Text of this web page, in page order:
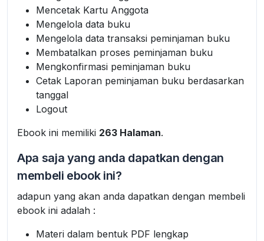
Mencetak Kartu Anggota
Mengelola data buku
Mengelola data transaksi peminjaman buku
Membatalkan proses peminjaman buku
Mengkonfirmasi peminjaman buku
Cetak Laporan peminjaman buku berdasarkan
tanggal
Logout
Ebook ini memiliki 263 Halaman.
Apa saja yang anda dapatkan dengan
membeli ebook ini?
adapun yang akan anda dapatkan dengan membeli
ebook ini adalah :
Materi dalam bentuk PDF lengkap